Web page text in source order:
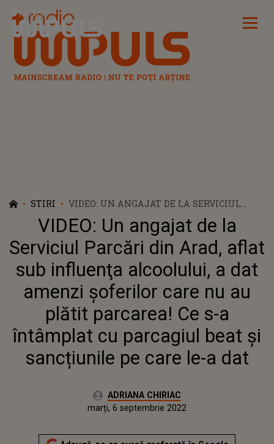
Radio Impuls
STIRI
VIDEO: UN ANGAJAT DE LA SERVICIUL
PARCĂRI DIN ARAD, AFLAT SUB
INFLUENŢA ALCOOLULUI, A DAT AMENZI
ȘOFERILOR CARE NU AU PLĂTIT
PARCAREA! CE S-A ÎNTÂMPLAT CU
PARCAGIUL BEAT ȘI SANCȚIUNILE PE CARE
VIDEO: Un angajat de la
Serviciul Parcări din Arad, aflat
sub influenţa alcoolului, a dat
amenzi șoferilor care nu au
plătit parcarea! Ce s-a
întâmplat cu parcagiul beat și
sancțiunile pe care le-a dat
Autor:ADRIANA CHIRIAC
marți, 6 septembrie 2022Actualizat:
marți, 6 septembrie 2022